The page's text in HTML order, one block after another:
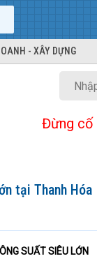
- XÂY DỰNG
Đừng cố
tại Thanh Hóa
SUẤT SIÊU LỚN